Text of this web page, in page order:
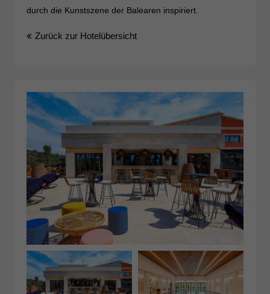
durch die Kunstszene der Balearen inspiriert.
Zurück zur Hotelübersicht